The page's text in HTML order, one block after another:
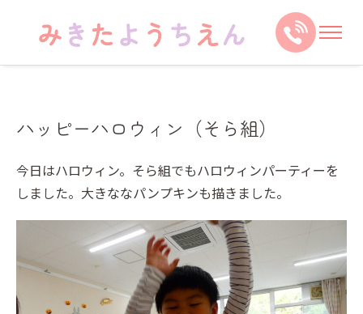
ハッピーハロウィン（そら組）
今日はハロウィン。そら組でもハロウィンパーティーを
しました。大きななパンプキンも描きました。